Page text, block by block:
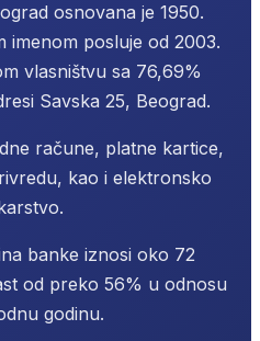
osnovana je 1950.
imenom posluje od 2003.
vlasništvu sa 76,69%
Savska 25, Beograd.
račune, platne kartice,
kao i elektronsko
banke iznosi oko 72
od preko 56% u odnosu
godinu.